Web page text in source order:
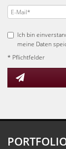
Ich bin
meine Daten
* Pflichtfelder